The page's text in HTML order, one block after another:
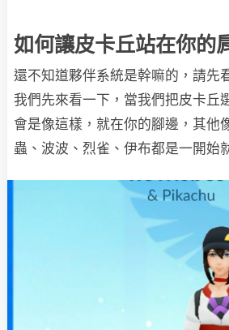
如何讓皮卡丘站在你的
還不知道夥伴系統是幹嘛的，請先
我們先來看一下，當我們把皮卡丘
會是像這樣，就在你的腳邊，其他
蟲、波波、烈雀、伊布都是一開始